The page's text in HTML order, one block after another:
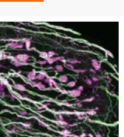
ったものの、かたちの上で